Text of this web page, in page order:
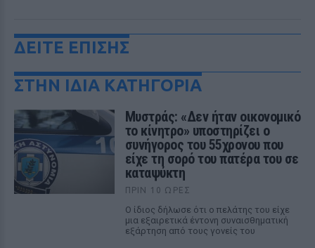
ΔΕΙΤΕ ΕΠΙΣΗΣ
ΣΤΗΝ ΙΔΙΑ ΚΑΤΗΓΟΡΙΑ
Μυστράς: «Δεν ήταν οικονομικό
το κίνητρο» υποστηρίζει ο
συνήγορος του 55χρονου που
είχε τη σορό του πατέρα του σε
καταψύκτη
ΠΡΙΝ 10 ΏΡΕΣ
Ο ίδιος δήλωσε ότι ο πελάτης του είχε
μια εξαιρετικά έντονη συναισθηματική
εξάρτηση από τους γονείς του